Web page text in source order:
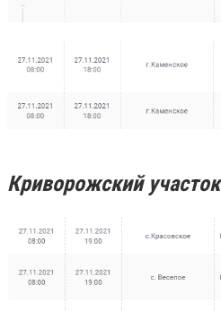
Криворожский участок